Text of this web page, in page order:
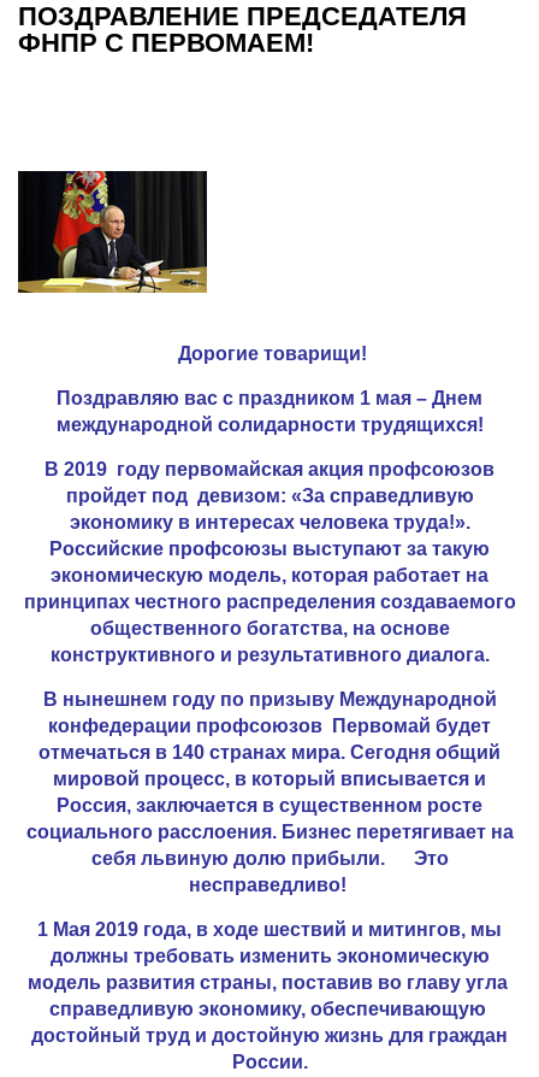
ПОЗДРАВЛЕНИЕ ПРЕДСЕДАТЕЛЯ
ФНПР С ПЕРВОМАЕМ!
Дорогие товарищи!
Поздравляю вас с праздником 1 мая – Днем
международной солидарности трудящихся!
В 2019 году первомайская акция профсоюзов
пройдет под девизом: «За справедливую
экономику в интересах человека труда!».
Российские профсоюзы выступают за такую
экономическую модель, которая работает на
принципах честного распределения создаваемого
общественного богатства, на основе
конструктивного и результативного диалога.
В нынешнем году по призыву Международной
конфедерации профсоюзов Первомай будет
отмечаться в 140 странах мира. Сегодня общий
мировой процесс, в который вписывается и
Россия, заключается в существенном росте
социального расслоения. Бизнес перетягивает на
себя львиную долю прибыли. Это
несправедливо!
1 Мая 2019 года, в ходе шествий и митингов, мы
должны требовать изменить экономическую
модель развития страны, поставив во главу угла
справедливую экономику, обеспечивающую
достойный труд и достойную жизнь для граждан
России.